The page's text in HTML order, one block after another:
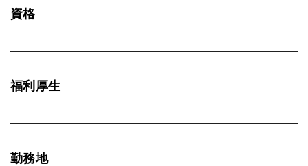
資格
福利厚生
勤務地